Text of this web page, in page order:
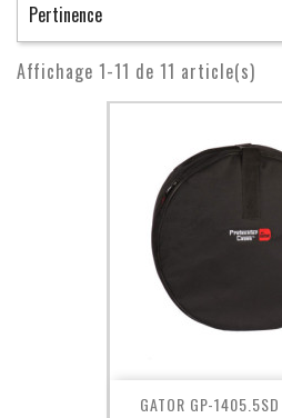
Pertinence
Affichage 1-11 de 11 article(s)
GATOR GP-